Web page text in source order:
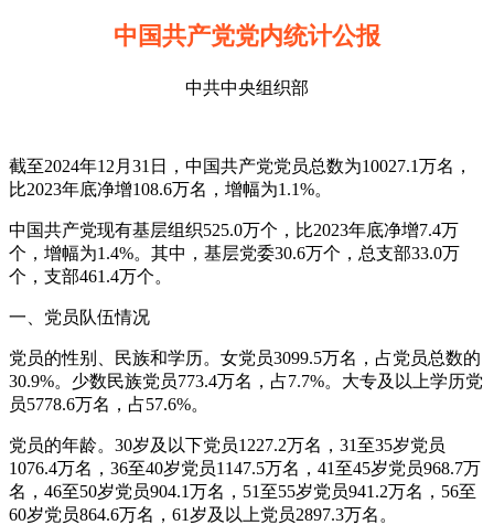
中国共产党党内统计公报
中共中央组织部
截至2024年12月31日，中国共产党党员总数为10027.1万名，
比2023年底净增108.6万名，增幅为1.1%。
中国共产党现有基层组织525.0万个，比2023年底净增7.4万
个，增幅为1.4%。其中，基层党委30.6万个，总支部33.0万
个，支部461.4万个。
一、党员队伍情况
党员的性别、民族和学历。女党员3099.5万名，占党员总数的
30.9%。少数民族党员773.4万名，占7.7%。大专及以上学历党
员5778.6万名，占57.6%。
党员的年龄。30岁及以下党员1227.2万名，31至35岁党员
1076.4万名，36至40岁党员1147.5万名，41至45岁党员968.7万
名，46至50岁党员904.1万名，51至55岁党员941.2万名，56至
60岁党员864.6万名，61岁及以上党员2897.3万名。